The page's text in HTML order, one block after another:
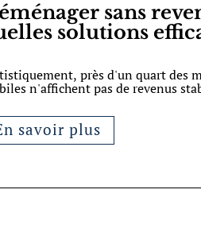
sans
solutions
près d'un quart des
n'affichent pas de revenus
savoir plus